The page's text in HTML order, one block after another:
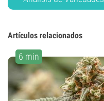
Artículos relacionados
6 min